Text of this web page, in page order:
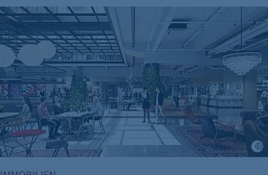
Kalle Neukölln: Food Hall vor Neustart